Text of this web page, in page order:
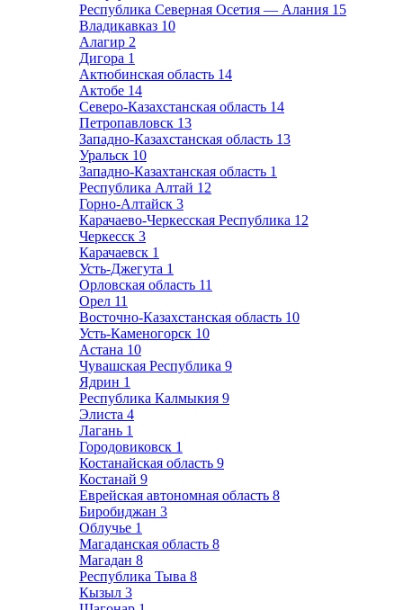
Республика Северная Осетия — Алания 15
Владикавказ 10
Алагир 2
Дигора 1
Актюбинская область 14
Актобе 14
Северо-Казахстанская область 14
Петропавловск 13
Западно-Казахстанская область 13
Уральск 10
Западно-Казахтанская область 1
Республика Алтай 12
Горно-Алтайск 3
Карачаево-Черкесская Республика 12
Черкесск 3
Карачаевск 1
Усть-Джегута 1
Орловская область 11
Орел 11
Восточно-Казахстанская область 10
Усть-Каменогорск 10
Астана 10
Чувашская Республика 9
Ядрин 1
Республика Калмыкия 9
Элиста 4
Лагань 1
Городовиковск 1
Костанайская область 9
Костанай 9
Еврейская автономная область 8
Биробиджан 3
Облучье 1
Магаданская область 8
Магадан 8
Республика Тыва 8
Кызыл 3